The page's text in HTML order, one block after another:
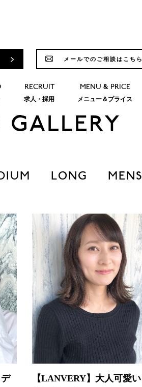
メールでのご相談はこちら
RECRUIT
求人・採用
MENU & PRICE
メニュー＆プライス
GALLERY
LONG MENS
【LANVERY】大人可愛い